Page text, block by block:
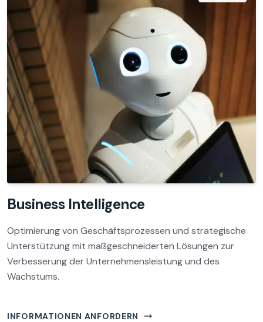
Business Intelligence
Optimierung von Geschäftsprozessen und strategische
Unterstützung mit maßgeschneiderten Lösungen zur
Verbesserung der Unternehmensleistung und des
Wachstums.
INFORMATIONEN ANFORDERN